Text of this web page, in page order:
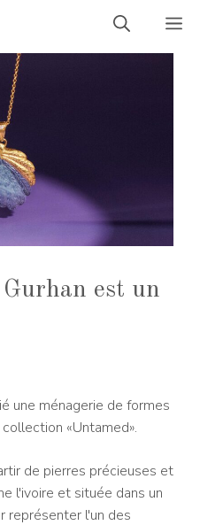
est un
une ménagerie de formes
«Untamed».
de pierres précieuses et
l'ivoire et située dans un
représenter l'un des